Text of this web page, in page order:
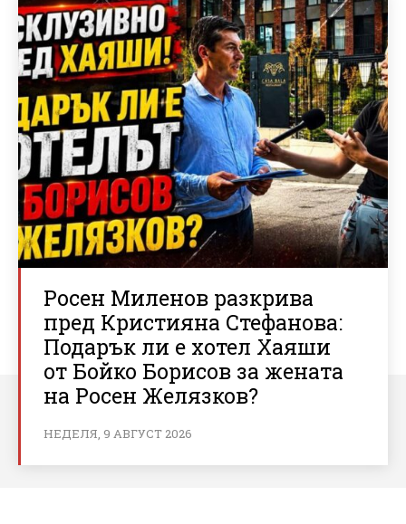
Росен Миленов разкрива
пред Кристияна Стефанова:
Подарък ли е хотел Хаяши
от Бойко Борисов за жената
на Росен Желязков?
НЕДЕЛЯ, 9 АВГУСТ 2026